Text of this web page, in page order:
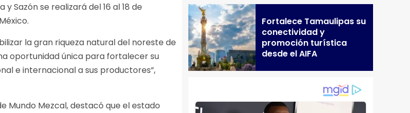
Sazón se realizará del 16 al 18 de
la gran riqueza natural del noreste de
oportunidad única para fortalecer su
e internacional a sus productores”,
Mundo Mezcal, destacó que el estado
Fortalece Tamaulipas su
conectividad y
promoción turística
desde el AIFA